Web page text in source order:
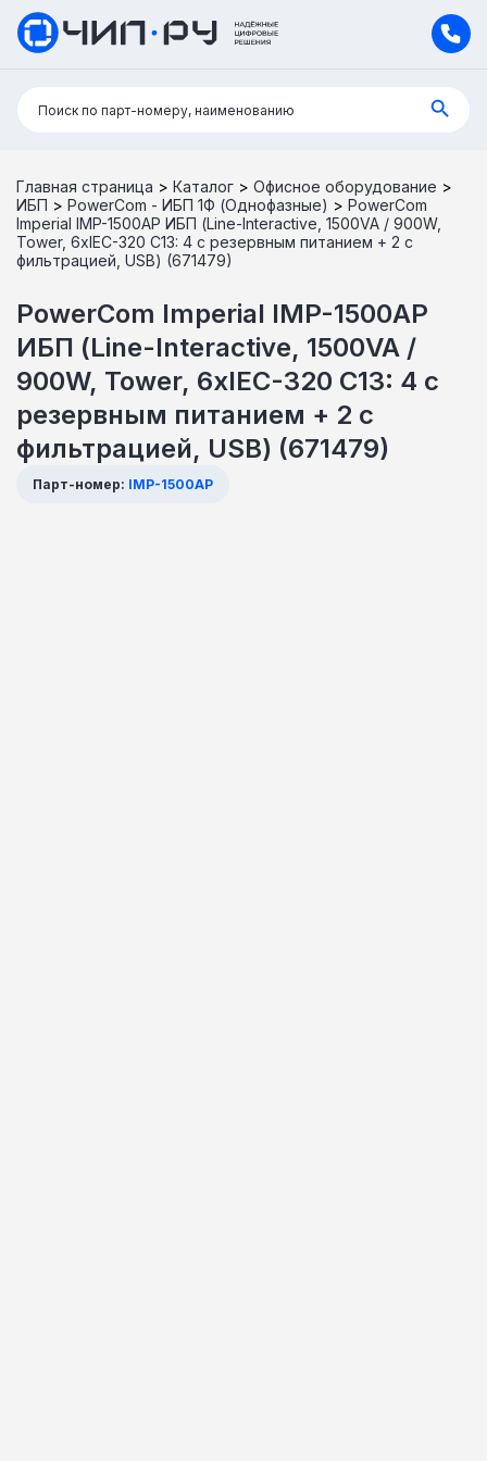
Поиск:
Поиск по парт-номеру, наименованию
Главная страница > Каталог > Офисное оборудование >
ИБП > PowerCom - ИБП 1Ф (Однофазные) > PowerCom
Imperial IMP-1500AP ИБП (Line-Interactive, 1500VA / 900W,
Tower, 6xIEC-320 С13: 4 с резервным питанием + 2 с
фильтрацией, USB) (671479)
PowerCom Imperial IMP-1500AP
ИБП (Line-Interactive, 1500VA /
900W, Tower, 6xIEC-320 С13: 4 с
резервным питанием + 2 с
фильтрацией, USB) (671479)
Парт-номер: IMP-1500AP